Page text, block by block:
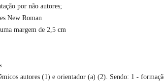
por não autores;
New Roman
margem de 2,5 cm
autores (1) e orientador (a) (2). Sendo: 1 -